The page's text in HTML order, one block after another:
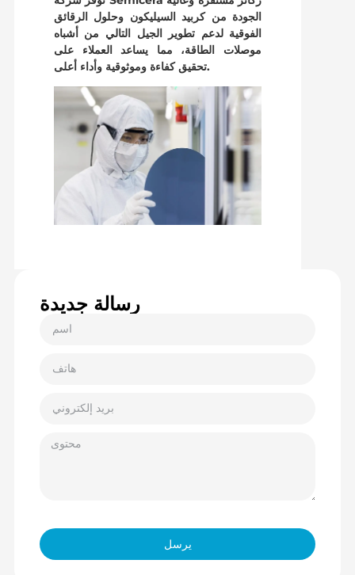
الجودة من كربيد السيليكون وحلول الرقائق
الفوقية لدعم تطوير الجيل التالي من أشباه
موصلات الطاقة، مما يساعد العملاء على
تحقيق كفاءة وموثوقية وأداء أعلى.
رسالة جديدة
يرسل